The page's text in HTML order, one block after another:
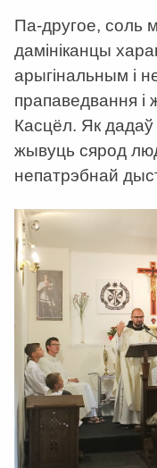
Па-другое, соль
дамініканцы
арыгінальным і
прапаведвання
Касцёл. Як
жывуць сярод
непатрэбнай